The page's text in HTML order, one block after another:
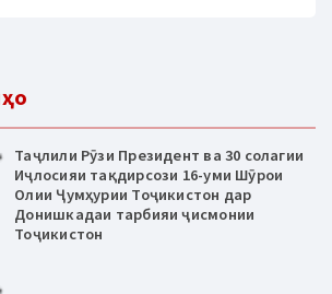
Таҷлили Рӯзи Президент ва 30 солагии
Иҷлосияи тақдирсози 16-уми Шӯрои
Олии Ҷумҳурии Тоҷикистон дар
Донишкадаи тарбияи ҷисмонии
Тоҷикистон